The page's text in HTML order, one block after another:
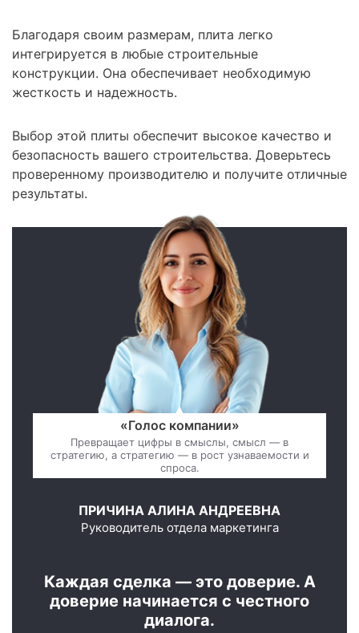
Благодаря своим размерам, плита легко
интегрируется в любые строительные
конструкции. Она обеспечивает необходимую
жесткость и надежность.
Выбор этой плиты обеспечит высокое качество и
безопасность вашего строительства. Доверьтесь
проверенному производителю и получите отличные
результаты.
«Голос компании»
Превращает цифры в смыслы, смысл — в
стратегию, а стратегию — в рост узнаваемости и
спроса.
ПРИЧИНА АЛИНА АНДРЕЕВНА
Руководитель отдела маркетинга
Каждая сделка — это доверие. А
доверие начинается с честного
диалога.